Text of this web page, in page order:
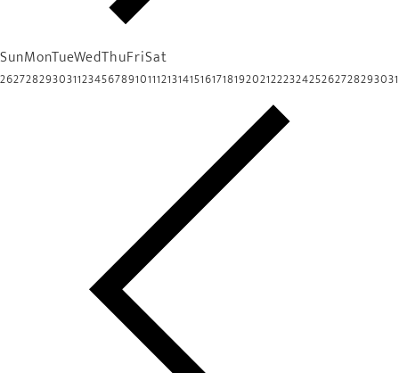
SunMonTueWedThuFriSat
26272829303112345678910111213141516171819202122232425262728293031